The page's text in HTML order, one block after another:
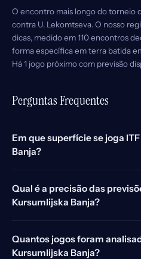
O encontro mais longo do torneio
contra U. Lekomtseva. O nosso
dicas, medido em 110 encontros
forma específica em terra batida
Há1 jogo próximocom previsão
Perguntas Frequentes
Em que superfície se joga
Banja?
Qual é a precisão das
Kursumlijska Banja?
Quantos jogos foram
Kursumlijska Banja?